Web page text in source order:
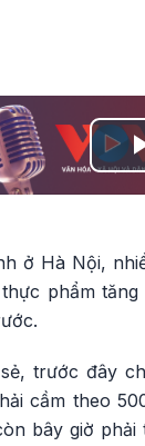
ở Hà Nội,
phẩm
trước đây
cầm theo
bây giờ